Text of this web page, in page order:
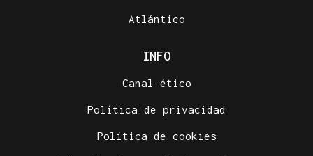
Atlántico
INFO
Canal ético
Política de privacidad
Política de cookies